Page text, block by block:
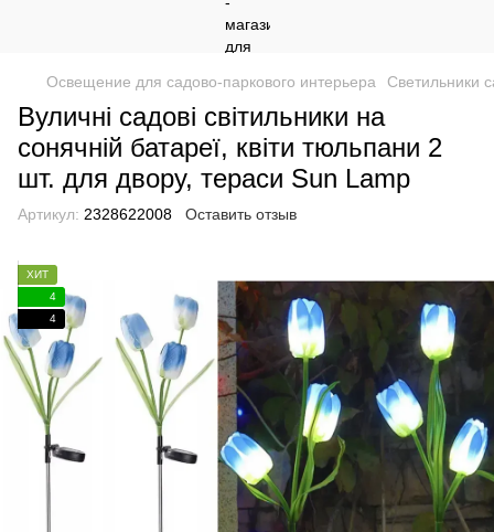
Освещение для садово-паркового интерьера Светильники
Вуличні садові світильники на
сонячній батареї, квіти тюльпани 2
шт. для двору, тераси Sun Lamp
Артикул: 2328622008 Оставить отзыв
ХИТ
4
4